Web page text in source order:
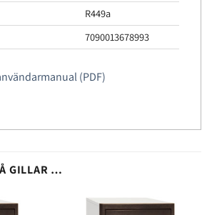
R449a
7090013678993
(PDF)
GILLAR …